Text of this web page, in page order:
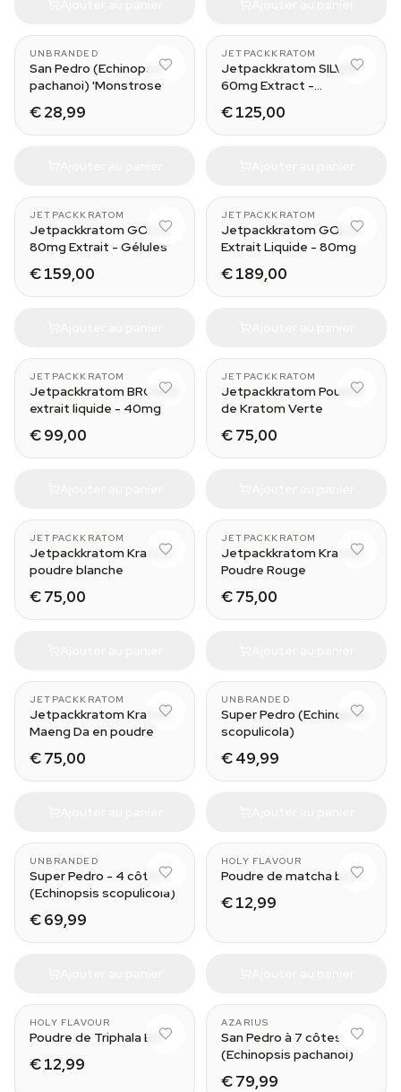
UNBRANDED
San Pedro (Echinopsis
pachanoi) 'Monstrose'
€ 28,99
JETPACKKRATOM
Jetpackkratom SILVER
60mg Extract -
€ 125,00
JETPACKKRATOM
Jetpackkratom GOLD
80mg Extrait - Gélules
€ 159,00
JETPACKKRATOM
Jetpackkratom GOLD
Extrait Liquide - 80mg
€ 189,00
JETPACKKRATOM
Jetpackkratom BRONZE
extrait liquide - 40mg
€ 99,00
JETPACKKRATOM
Jetpackkratom Poudre
de Kratom Verte
€ 75,00
JETPACKKRATOM
Jetpackkratom Kratom
poudre blanche
€ 75,00
JETPACKKRATOM
Jetpackkratom Kratom
Poudre Rouge
€ 75,00
JETPACKKRATOM
Jetpackkratom Kratom
Maeng Da en poudre
€ 75,00
UNBRANDED
Super Pedro (Echinopsis
scopulicola)
€ 49,99
UNBRANDED
Super Pedro - 4 côtes
(Echinopsis scopulicola)
€ 69,99
HOLY FLAVOUR
Poudre de matcha bio
€ 12,99
HOLY FLAVOUR
Poudre de Triphala Bio
€ 12,99
AZARIUS
San Pedro à 7 côtes
(Echinopsis pachanoi)
€ 79,99